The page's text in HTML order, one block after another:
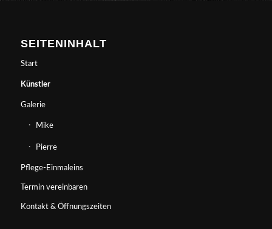
SEITENINHALT
Start
Künstler
Galerie
Mike
Pierre
Pflege-Einmaleins
Termin vereinbaren
Kontakt & Öffnungszeiten